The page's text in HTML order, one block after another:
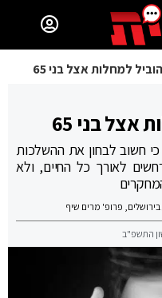
למחלות אצל בני 65
בני 65
חשוב לבחון את ההשלכות
לאורך כל החיים, ולא
, פרופ' מרים שיף
התשפ"ב